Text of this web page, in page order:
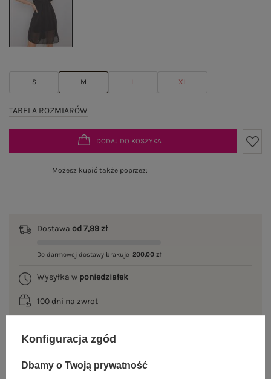
S M L XL
TABELA ROZMIARÓW
DODAJ DO KOSZYKA
Możesz kupić także poprzez:
Dostawa od 7,99 zł
Do darmowej dostawy brakuje 200,00 zł
Wysyłka w poniedziałek
100 dni na zwrot
Konfiguracja zgód
Dbamy o Twoją prywatność